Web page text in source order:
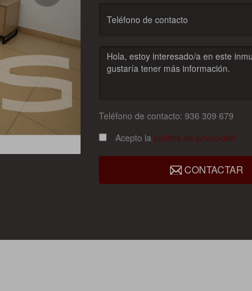
Teléfono de contacto
Teléfono de contacto: 936 309 679
Acepto la política de privacidad
CONTACTAR